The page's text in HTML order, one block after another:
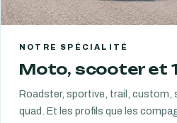
NOTRE SPÉCIALITÉ
Moto, scooter et
Roadster, sportive, trail, custom,
quad. Et les profils que les